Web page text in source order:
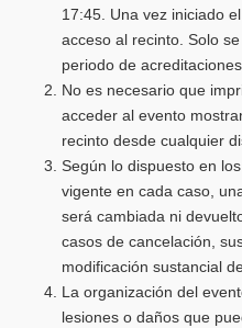
17:45. Una vez iniciado
acceso al recinto. Solo
periodo de
No es necesario que
acceder al evento
recinto desde cualquier
Según lo dispuesto en
vigente en cada caso,
será cambiada ni
casos de cancelación,
modificación sustancial
La organización del
lesiones o daños que